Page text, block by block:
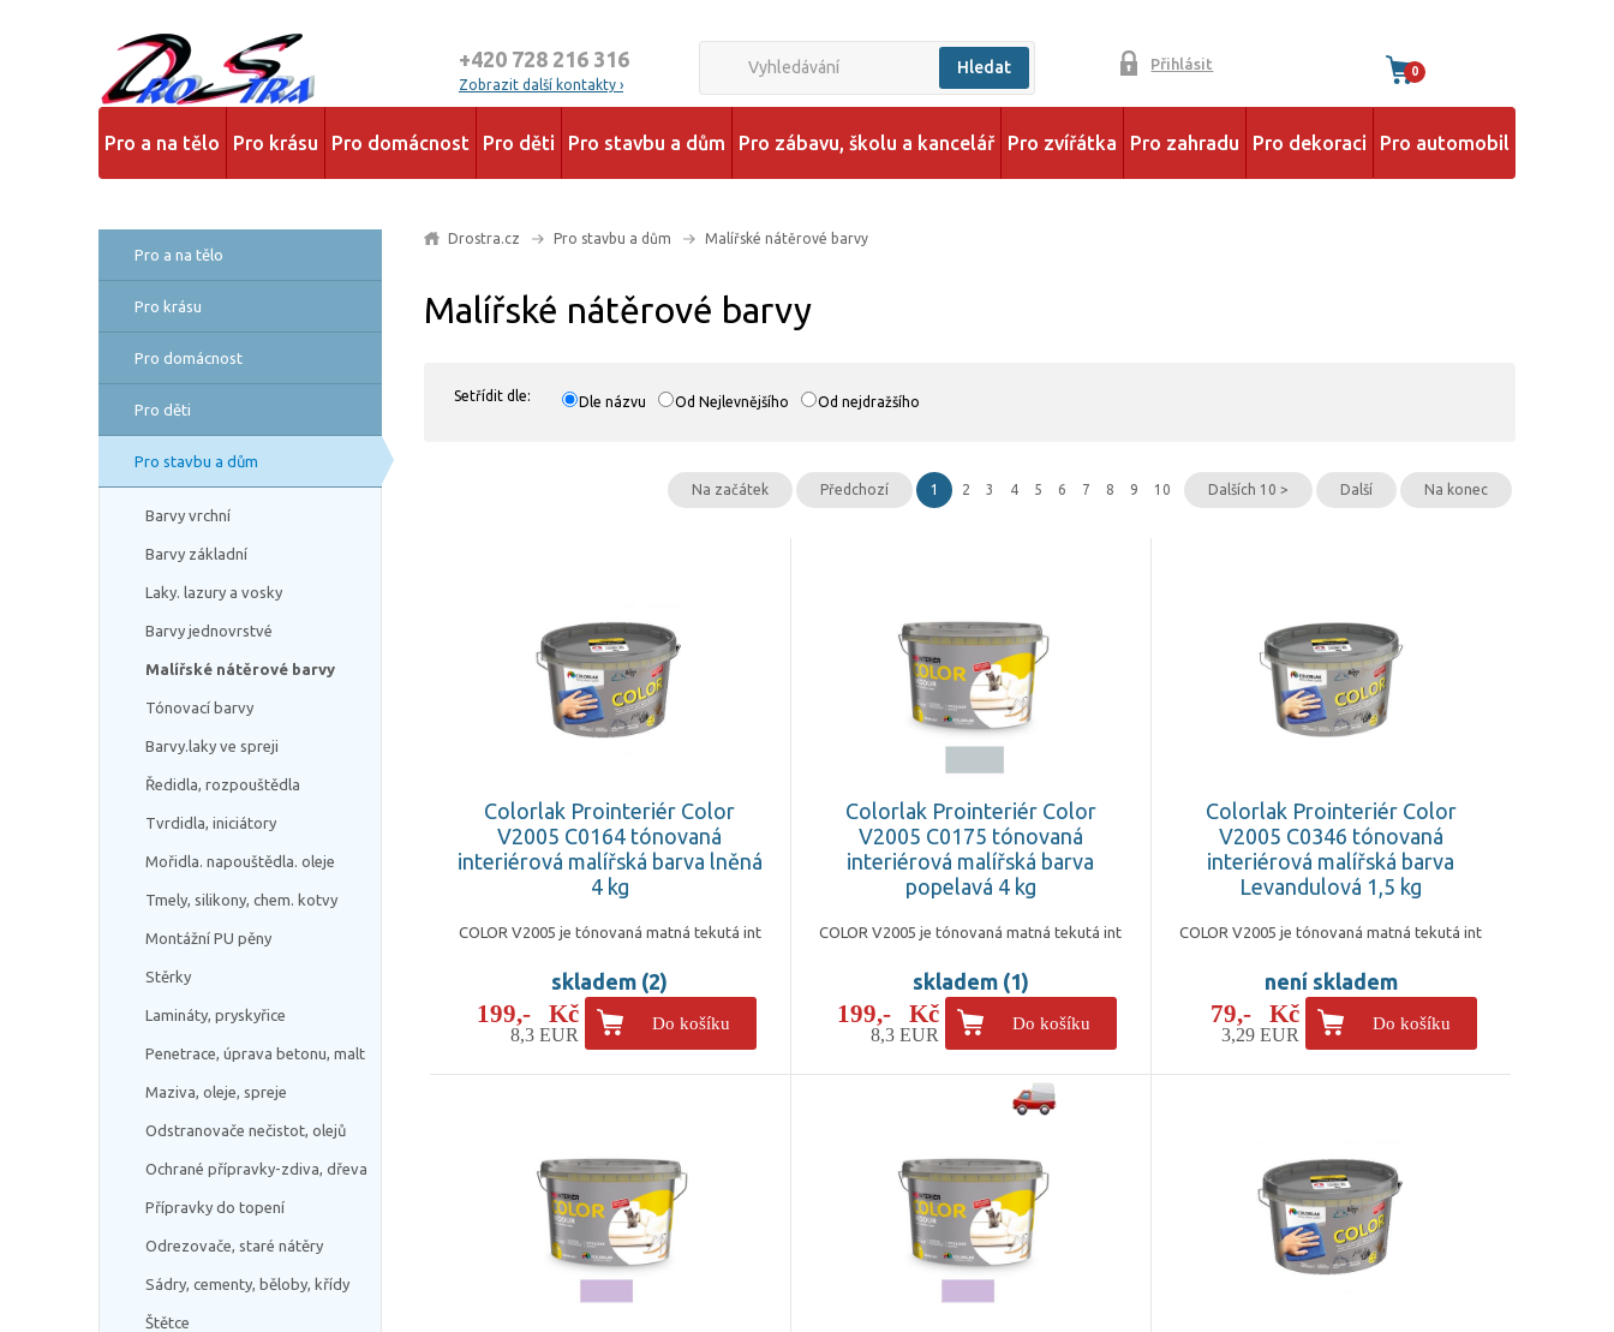
+420 728 216 316
Zobrazit další kontakty ›
Hledat Přihlásit 0
Pro a na tělo Pro krásu Pro domácnost Pro děti Pro stavbu a dům Pro zábavu, školu a kancelář Pro zvířátka Pro zahradu Pro dekoraci Pro automobil
Pro a na tělo
Pro krásu
Pro domácnost
Pro děti
Pro stavbu a dům
Barvy vrchní
Barvy základní
Laky. lazury a vosky
Barvy jednovrstvé
Malířské nátěrové barvy
Tónovací barvy
Barvy.laky ve spreji
Ředidla, rozpouštědla
Tvrdidla, iniciátory
Mořidla. napouštědla. oleje
Tmely, silikony, chem. kotvy
Montážní PU pěny
Stěrky
Lamináty, pryskyřice
Penetrace, úprava betonu, malt
Maziva, oleje, spreje
Odstranovače nečistot, olejů
Ochrané přípravky-zdiva, dřeva
Přípravky do topení
Odrezovače, staré nátěry
Sádry, cementy, běloby, křídy
Štětce
Drostra.cz Pro stavbu a dům Malířské nátěrové barvy
Malířské nátěrové barvy
Setřídit dle: Dle názvu Od Nejlevnějšího Od nejdražšího
Na začátek Předchozí 1 2 3 4 5 6 7 8 9 10 Dalších 10 > Další Na konec
Colorlak Prointeriér Color
V2005 C0164 tónovaná
interiérová malířská barva lněná
4 kg
COLOR V2005 je tónovaná matná tekutá int
skladem (2)
199,- Kč
8,3 EUR
Do košíku
Colorlak Prointeriér Color
V2005 C0175 tónovaná
interiérová malířská barva
popelavá 4 kg
COLOR V2005 je tónovaná matná tekutá int
skladem (1)
199,- Kč
8,3 EUR
Do košíku
Colorlak Prointeriér Color
V2005 C0346 tónovaná
interiérová malířská barva
Levandulová 1,5 kg
COLOR V2005 je tónovaná matná tekutá int
není skladem
79,- Kč
3,29 EUR
Do košíku